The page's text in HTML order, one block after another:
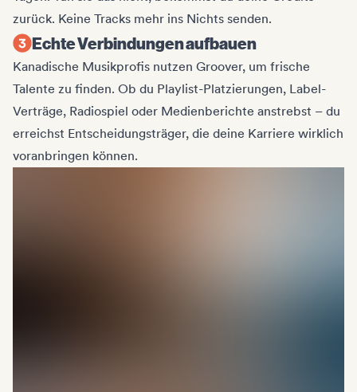
zurück. Keine Tracks mehr ins Nichts senden.
Echte Verbindungen aufbauen
Kanadische Musikprofis nutzen Groover, um frische
Talente zu finden. Ob du Playlist-Platzierungen, Label-
Verträge, Radiospiel oder Medienberichte anstrebst – du
erreichst Entscheidungsträger, die deine Karriere wirklich
voranbringen können.